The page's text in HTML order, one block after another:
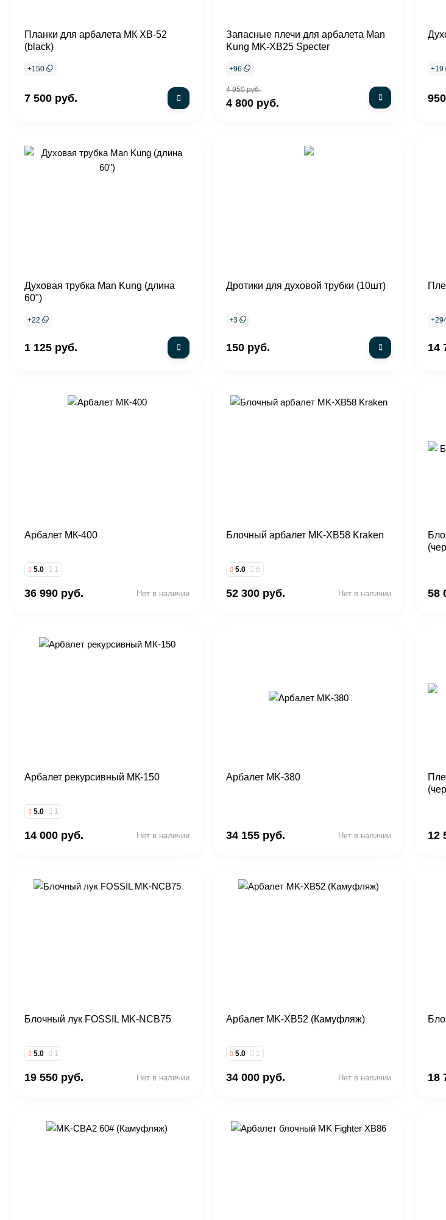
Планки для арбалета МК XB-52
(black)
+150
7 500 руб.
Запасные плечи для арбалета Man
Kung MK-XB25 Specter
+96
4 950 руб.
4 800 руб.
+19
Духовая трубка Man Kung (длина
60")
+22
1 125 руб.
Дротики для духовой трубки (10шт)
+3
150 руб.
+
14
Арбалет МК-400
5.0 1
36 990 руб. Нет в наличии
Блочный арбалет MK-XB58 Kraken
5.0 6
52 300 руб. Нет в наличии 58
Арбалет рекурсивный МК-150
5.0 1
14 000 руб. Нет в наличии
Арбалет MK-380
34 155 руб. Нет в наличии 12
Блочный лук FOSSIL MK-NCB75
5.0 1
19 550 руб. Нет в наличии
Арбалет MK-XB52 (Камуфляж)
5.0 1
34 000 руб. Нет в наличии 18